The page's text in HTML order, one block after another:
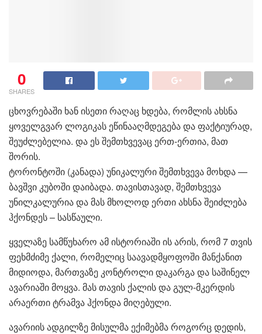
0
SHARES
ცხოვრებაში ხან ისეთი რაღაც ხდება, რომლის ახსნა
ყოველგვარ ლოგიკას ეწინააღმდეგება და ფაქტიურად,
შეუძლებელია. და ეს შემთხვევაც ერთ-ერთია, მათ
შორის.
ტორონტოში (კანადა) უნიკალური შემთხვევა მოხდა —
ბავშვი კუბოში დაიბადა. თავისთავად, შემთხვევა
უნილკალურია და მას მხოლოდ ერთი ახსნა შეიძლება
ჰქონდეს – სასწაული.
ყველაზე სამწუხარო ამ ისტორიაში ის არის, რომ 7 თვის
ფეხმძიმე ქალი, რომელიც საავადმყოფოში მანქანით
მიდიოდა, მართვაზე კონტროლი დაკარგა და საშინელ
ავარიაში მოყვა. მას თავის ქალის და გულ-მკერდის
არაერთი ტრამვა ჰქონდა მიღებული.
ავარიის ადგილზე მისულმა ექიმებმა როგორც დედის,